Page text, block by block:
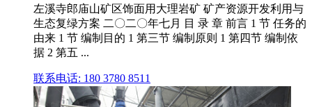
左溪寺郎庙山矿区饰面用大理岩矿 矿产资源开发利用与
生态复绿方案 二〇二〇年七月 目 录 章 前言 1 节 任务的
由来 1 节 编制目的 1 第三节 编制原则 1 第四节 编制依
据 2 第五 ...
联系电话: 180 3780 8511